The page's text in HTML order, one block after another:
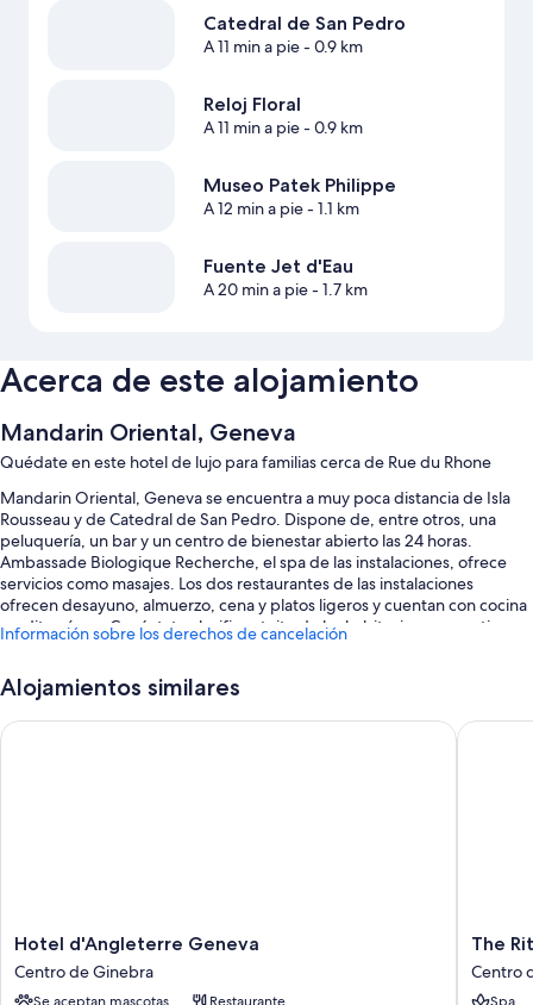
Catedral de San Pedro
A 11 min a pie- 0.9 km
Reloj Floral
A 11 min a pie- 0.9 km
Museo Patek Philippe
A 12 min a pie- 1.1 km
Fuente Jet d'Eau
A 20 min a pie- 1.7 km
Acerca de este alojamiento
Mandarin Oriental, Geneva
Quédate en este hotel de lujo para familias cerca de Rue du Rhone
Mandarin Oriental, Geneva se encuentra a muy poca distancia de Isla
Rousseau y de Catedral de San Pedro. Dispone de, entre otros, una
peluquería, un bar y un centro de bienestar abierto las 24 horas.
Ambassade Biologique Recherche, el spa de las instalaciones, ofrece
servicios como masajes. Los dos restaurantes de las instalaciones
ofrecen desayuno, almuerzo, cena y platos ligeros y cuentan con cocina
mediterránea. Conéctate al wifi gratuito de las habitaciones, que tiene
Estos son otros servicios:
Características de la habitación
Información sobre los derechos de cancelación
Alojamientos similares
Hotel
d'Angleterre
Geneva
Hotel d'Angleterre Geneva
Centro de Ginebra
Hotel d'Angleterre Geneva
The
Ritz-
Carlton,
The
Centro
The